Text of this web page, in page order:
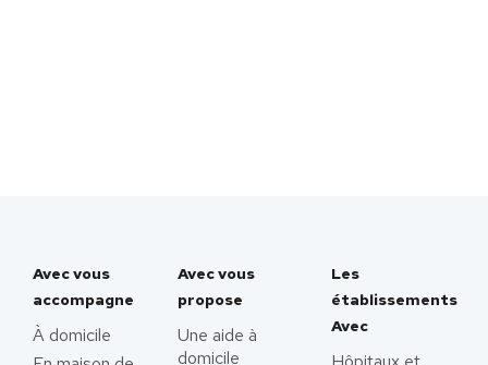
Avec vous
accompagne
À domicile
Avec vous
propose
Une aide à
domicile
Les
établissements
Avec